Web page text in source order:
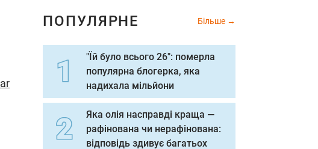
ПОПУЛЯРНЕ Більше
"Їй було всього 26": померла
популярна блогерка, яка
надихала мільйони
Яка олія насправді краща —
рафінована чи нерафінована:
відповідь здивує багатьох